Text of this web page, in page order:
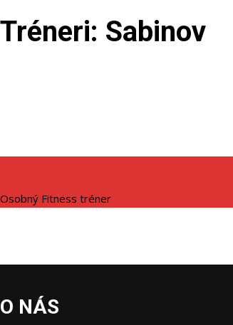
Tréneri: Sabinov
Osobný Fitness tréner
O NÁS